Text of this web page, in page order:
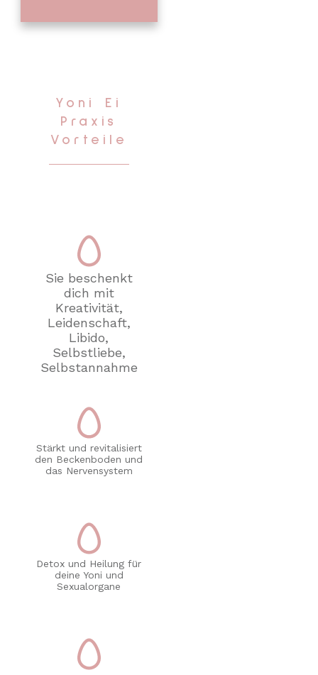
Yoni Ei
Praxis
Vorteile
Sie beschenkt
dich mit
Kreativität,
Leidenschaft,
Libido,
Selbstliebe,
Selbstannahme
Stärkt und revitalisiert
den Beckenboden und
das Nervensystem
Detox und Heilung für
deine Yoni und
Sexualorgane